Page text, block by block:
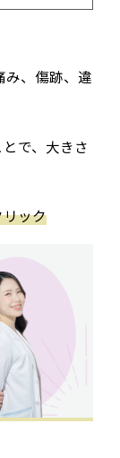
み、傷跡、違
で、大きさ
ック